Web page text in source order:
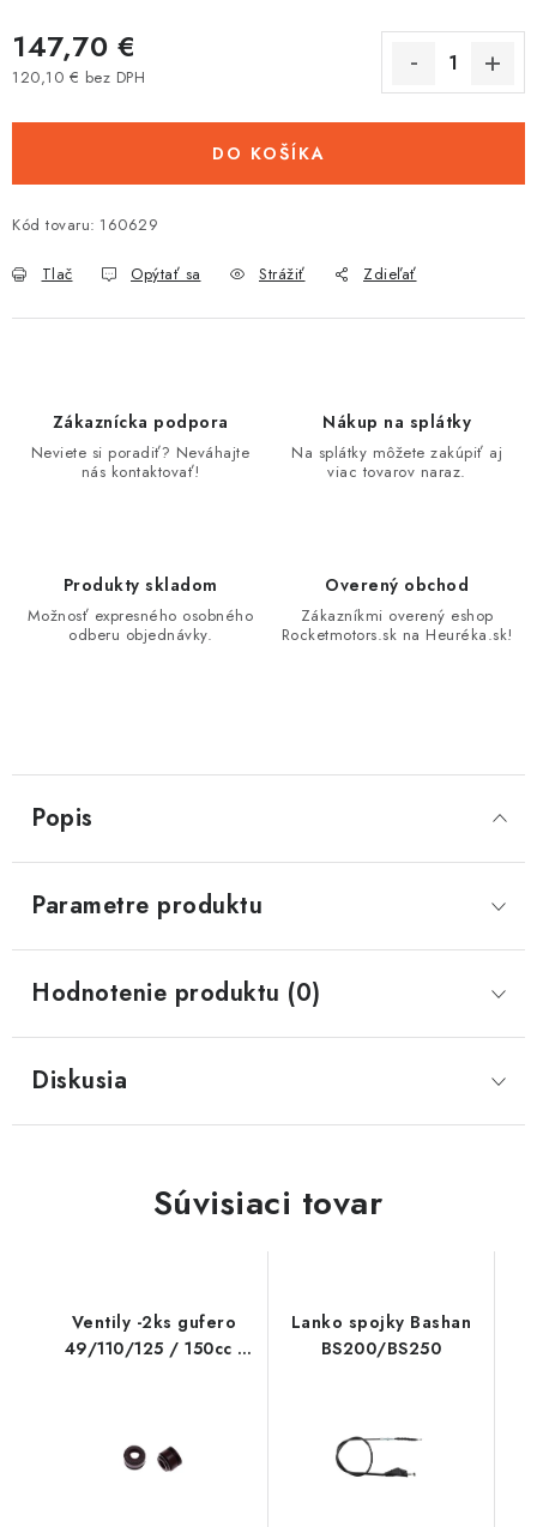
Tabuľky veľkostí odevov, prilieb a obuvi rôznych značiek
147,70 €
120,10 € bez DPH
DO KOŠÍKA
Kód tovaru: 160629
Tlač Opýtať sa Strážiť Zdieľať
Zákaznícka podpora
Neviete si poradiť? Neváhajte
nás kontaktovať!
Nákup na splátky
Na splátky môžete zakúpiť aj
viac tovarov naraz.
Produkty skladom
Možnosť expresného osobného
odberu objednávky.
Overený obchod
Zákazníkmi overený eshop
Rocketmotors.sk na Heuréka.sk!
Popis
Parametre produktu
Hodnotenie produktu (0)
Diskusia
Súvisiaci tovar
Ventily -2ks gufero
49/110/125 / 150cc -
Lanko spojky Bashan
BS200/BS250